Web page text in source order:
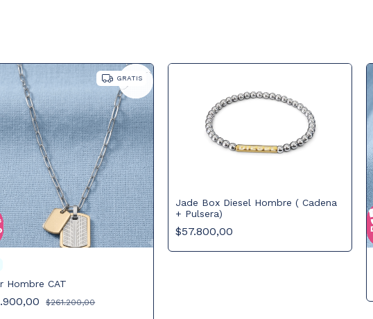
GRATIS
Hombre CAT
$261.200,00
Jade Box Diesel Hombre ( Cadena
+ Pulsera)
$57.800,00